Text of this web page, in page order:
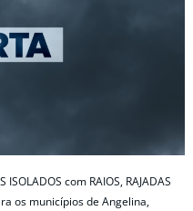
ISOLADOS com RAIOS, RAJADAS
os municípios de Angelina,